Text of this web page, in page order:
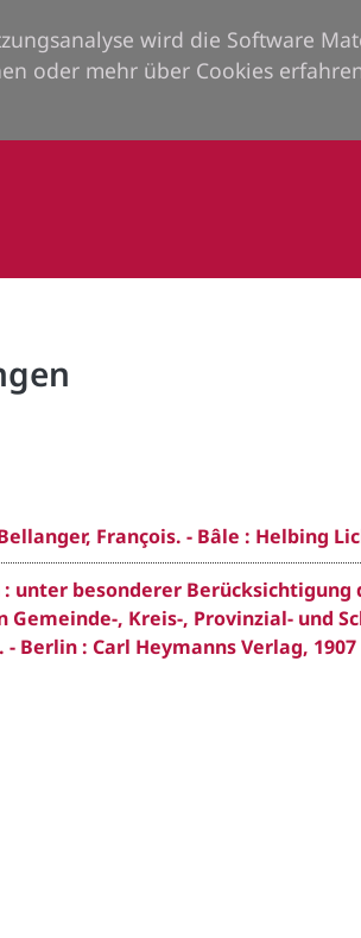
wird die Software
oder mehr über Cookies
François. - Bâle : Helbing
unter besonderer
, Kreis-, Provinzial- und
Berlin : Carl Heymanns Verlag, 1907